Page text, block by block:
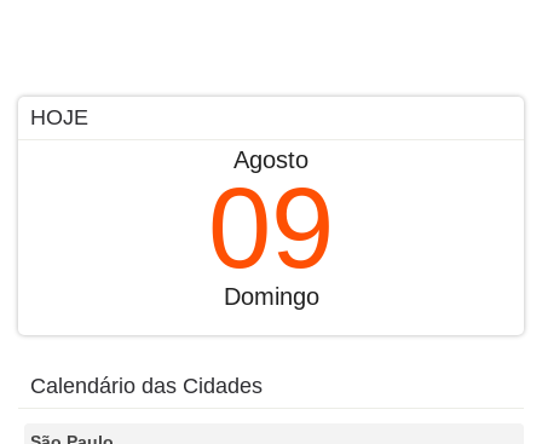
HOJE
Agosto
09
Domingo
Calendário das Cidades